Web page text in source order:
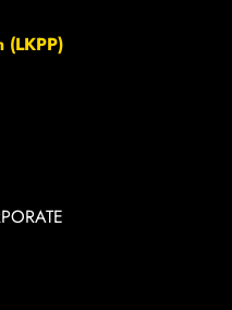
(LKPP)